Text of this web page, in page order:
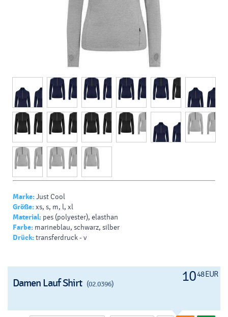
Marke:Just Cool
Größe:xs, s, m, l, xl
Material: pes (polyester), elasthan
Farbe: marineblau, schwarz, silber
Drück:transferdruck - v
1048 EUR
Damen Lauf Shirt (02.0396)